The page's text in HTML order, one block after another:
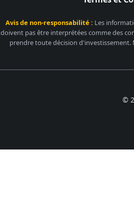
Avis de non-responsabilité : Les
doivent pas être interprétées comme des
prendre toute décision d'investissement.
©